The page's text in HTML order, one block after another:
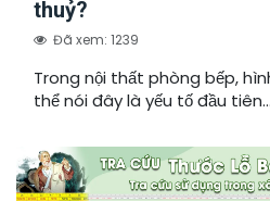
thuỷ?
Đã xem: 1239
Trong nội thất phòng bếp,
thể nói đây là yếu tố đầu tiên...